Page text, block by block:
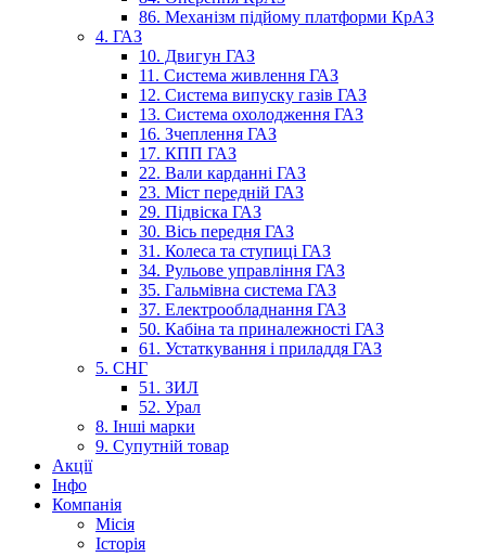
86. Механізм підйому платформи КрАЗ
4. ГАЗ
10. Двигун ГАЗ
11. Система живлення ГАЗ
12. Система випуску газів ГАЗ
13. Система охолодження ГАЗ
16. Зчеплення ГАЗ
17. КПП ГАЗ
22. Вали карданні ГАЗ
23. Міст передній ГАЗ
29. Підвіска ГАЗ
30. Вісь передня ГАЗ
31. Колеса та ступиці ГАЗ
34. Рульове управління ГАЗ
35. Гальмівна система ГАЗ
37. Електрообладнання ГАЗ
50. Кабіна та приналежності ГАЗ
61. Устаткування і приладдя ГАЗ
5. СНГ
51. ЗИЛ
52. Урал
8. Інші марки
9. Супутній товар
Акції
Інфо
Компанія
Місія
Історія